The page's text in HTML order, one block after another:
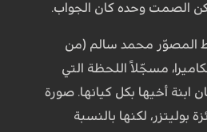
الصمت وحده كان الجواب.
المصوّر محمد سالم (من
مسجّلاً اللحظة التي
أخيها بكل كيانها. صورة
بوليتزر، لكنها بالنسبة